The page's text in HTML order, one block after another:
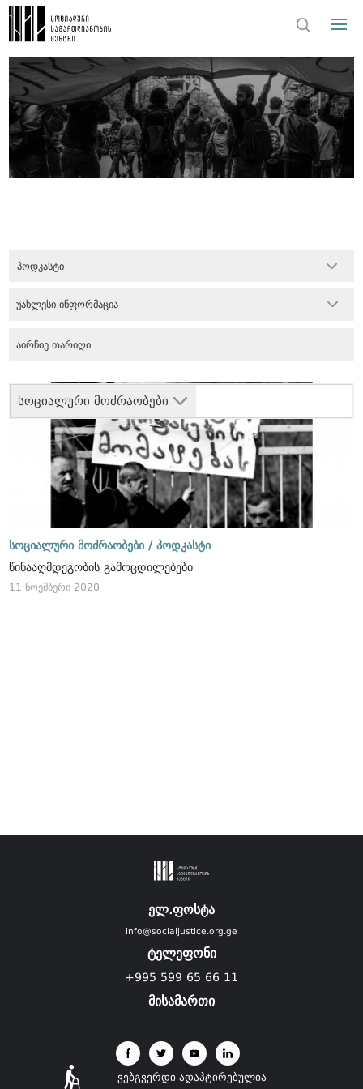
პოდკასტი
სოციალური მოძრაობები
უახლესი ინფორმაცია
სოციალური მოძრაობები / პოდკასტი
წინააღმდეგობის გამოცდილებები
11 ნოემბერი 2020
ელ.ფოსტა
info@socialjustice.org.ge
ტელეფონი
+995 599 65 66 11
მისამართი
ვებგვერდი ადაპტირებულია